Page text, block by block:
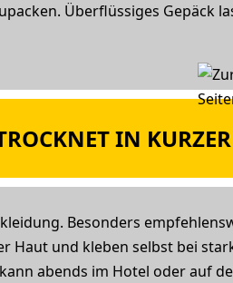
Überflüssiges Gepäck
IN
Besonders
Haut und kleben selbst bei
abends im Hotel oder auf